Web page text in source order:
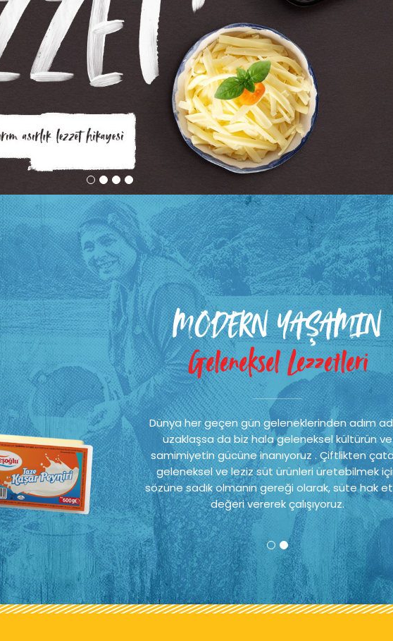
MODERN YAŞAMIN
Geleneksel Lezzetleri
Dünya her geçen gün geleneklerinden adım
uzaklaşsa da biz hala geleneksel kültürün ve
samimiyetin gücüne inanıyoruz . Çiftlikten
geleneksel ve leziz süt ürünleri üretebilmek
sözüne sadık olmanın gereği olarak, süte hak
değeri vererek çalışıyoruz.